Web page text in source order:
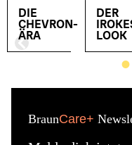
DIE
CHEVRON-
ÄRA
DIE
CHEVRON-
ÄRA
DER
LOOK
DER
LOOK
BraunCare+